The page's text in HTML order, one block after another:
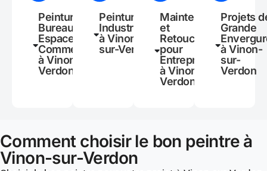
Peinture de
Bureaux et
Espaces
Commerciaux
à Vinon-sur-
Verdon
Peinture
Industrielle
à Vinon-
sur-Verdon
Maintenance
et
Retouches
pour
Entreprises
à Vinon-sur-
Verdon
Projets
Grande
à Vinon-
sur-
Verdon
Comment choisir le bon peintre à
Vinon-sur-Verdon